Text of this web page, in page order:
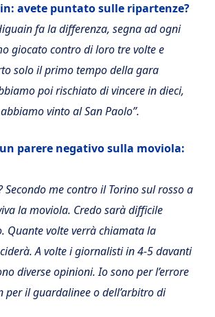
avete puntato sulle ripartenze?
fa la differenza, segna ad ogni
giocato contro di loro tre volte e
solo il primo tempo della gara
poi rischiato di vincere in dieci,
vinto al San Paolo”.
parere negativo sulla moviola:
Secondo me contro il Torino sul rosso a
la moviola. Credo sarà difficile
Quante volte verrà chiamata la
A volte i giornalisti in 4-5 davanti
diverse opinioni. Io sono per l’errore
per il guardalinee o dell’arbitro di